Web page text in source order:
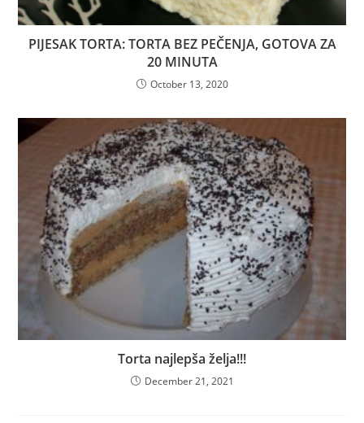
PIJESAK TORTA: TORTA BEZ PEČENJA, GOTOVA ZA
20 MINUTA
October 13, 2020
Torta najlepša želja!!!
December 21, 2021